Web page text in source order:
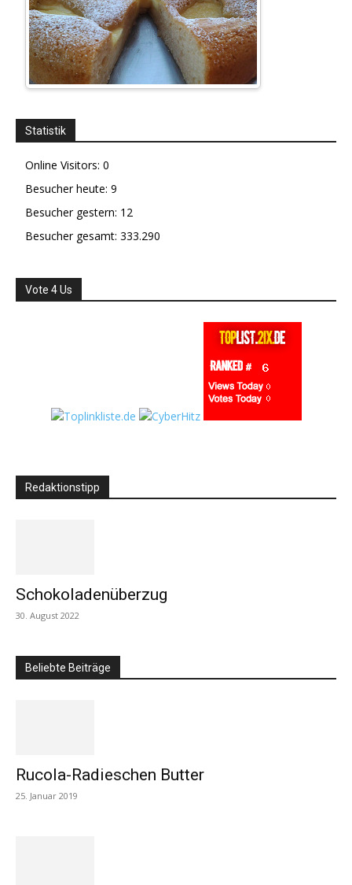
Statistik
Online Visitors: 0
Besucher heute: 9
Besucher gestern: 12
Besucher gesamt: 333.290
Vote 4 Us
Redaktionstipp
Schokoladenüberzug
30. August 2022
Beliebte Beiträge
Rucola-Radieschen Butter
25. Januar 2019